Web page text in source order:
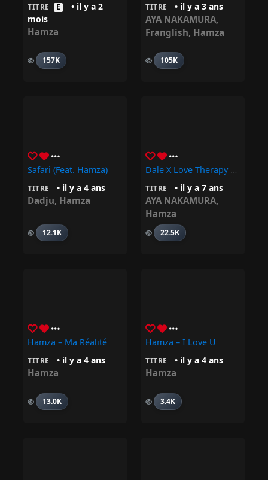
TITRE E
• il y a 2
mois
Hamza
157K
TITRE • il y a 3 ans
AYA NAKAMURA,
Franglish, Hamza
105K
Safari (feat. Hamza)
TITRE • il y a 4 ans
Dadju, Hamza
12.1K
Dale X Love Therapy Ft. Aya Nakamura
TITRE • il y a 7 ans
AYA NAKAMURA,
Hamza
22.5K
Hamza – Ma Réalité
TITRE • il y a 4 ans
Hamza
13.0K
Hamza – I Love U
TITRE • il y a 4 ans
Hamza
3.4K